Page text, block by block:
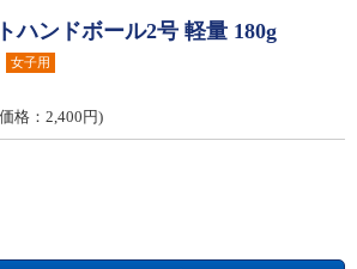
ハンドボール2号 軽量 180g
女子用
格：2,400円)